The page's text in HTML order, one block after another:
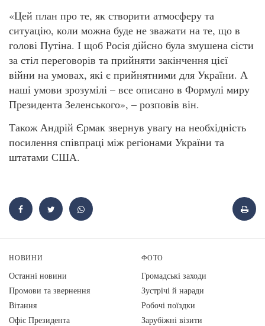
«Цей план про те, як створити атмосферу та
ситуацію, коли можна буде не зважати на те, що в
голові Путіна. І щоб Росія дійсно була змушена сісти
за стіл переговорів та прийняти закінчення цієї
війни на умовах, які є прийнятними для України. А
наші умови зрозумілі – все описано в Формулі миру
Президента Зеленського», – розповів він.
Також Андрій Єрмак звернув увагу на необхідність
посилення співпраці між регіонами України та
штатами США.
НОВИНИ
Останні новини
Промови та звернення
Вiтання
Офіс Президента
ФОТО
Громадські заходи
Зустрічі й наради
Робочі поїздки
Зарубіжні візити